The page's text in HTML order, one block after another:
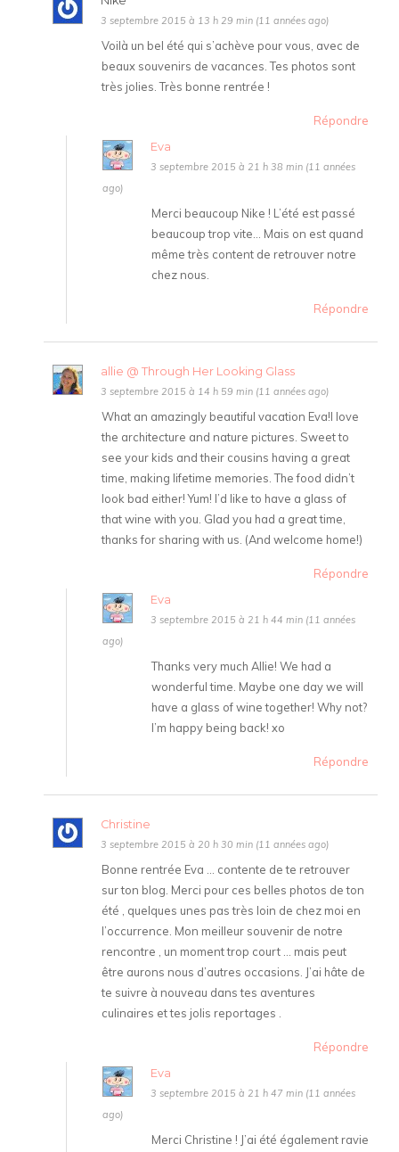
3 septembre 2015 à 13 h 29 min (11 années ago)
Voilà un bel été qui s’achève pour vous, avec de
beaux souvenirs de vacances. Tes photos sont
très jolies. Très bonne rentrée !
Répondre
Eva
3 septembre 2015 à 21 h 38 min (11 années
ago)
Merci beaucoup Nike ! L’été est passé
beaucoup trop vite… Mais on est quand
même très content de retrouver notre
chez nous.
Répondre
allie @ Through Her Looking Glass
3 septembre 2015 à 14 h 59 min (11 années ago)
What an amazingly beautiful vacation Eva!I love
the architecture and nature pictures. Sweet to
see your kids and their cousins having a great
time, making lifetime memories. The food didn’t
look bad either! Yum! I’d like to have a glass of
that wine with you. Glad you had a great time,
thanks for sharing with us. (And welcome home!)
Répondre
Eva
3 septembre 2015 à 21 h 44 min (11 années
ago)
Thanks very much Allie! We had a
wonderful time. Maybe one day we will
have a glass of wine together! Why not?
I’m happy being back! xo
Répondre
Christine
3 septembre 2015 à 20 h 30 min (11 années ago)
Bonne rentrée Eva … contente de te retrouver
sur ton blog. Merci pour ces belles photos de ton
été , quelques unes pas très loin de chez moi en
l’occurrence. Mon meilleur souvenir de notre
rencontre , un moment trop court … mais peut
être aurons nous d’autres occasions. J’ai hâte de
te suivre à nouveau dans tes aventures
culinaires et tes jolis reportages .
Répondre
Eva
3 septembre 2015 à 21 h 47 min (11 années
ago)
Merci Christine ! J’ai été également ravie